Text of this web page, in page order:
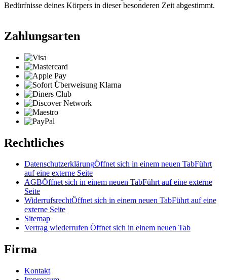
Bedürfnisse deines Körpers in dieser besonderen Zeit abgestimmt.
Zahlungsarten
Rechtliches
DatenschutzerklärungÖffnet sich in einem neuen TabFührt
auf eine externe Seite
AGBÖffnet sich in einem neuen TabFührt auf eine externe
Seite
WiderrufsrechtÖffnet sich in einem neuen TabFührt auf eine
externe Seite
Sitemap
Vertrag wiederrufen Öffnet sich in einem neuen Tab
Firma
Kontakt